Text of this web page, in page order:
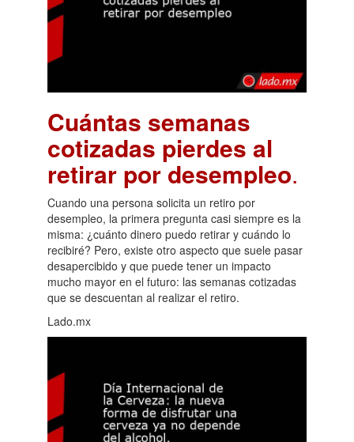
Cuántas semanas
cotizadas pierdes al
retirar por desempleo.
Cuando una persona solicita un retiro por
desempleo, la primera pregunta casi siempre es la
misma: ¿cuánto dinero puedo retirar y cuándo lo
recibiré? Pero, existe otro aspecto que suele pasar
desapercibido y que puede tener un impacto
mucho mayor en el futuro: las semanas cotizadas
que se descuentan al realizar el retiro.
Lado.mx